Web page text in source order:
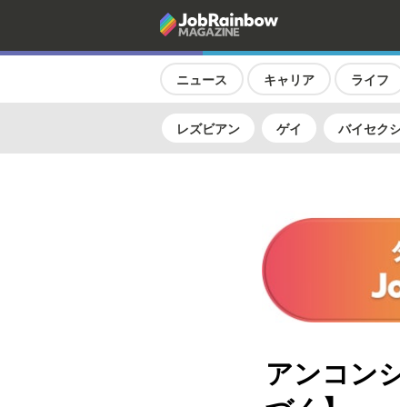
ニュース キャリア ライフ
レズビアン ゲイ バイセク
アンコン